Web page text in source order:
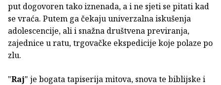
put dogovoren tako iznenada, a i ne sjeti se pitati kad
se vraća. Putem ga čekaju univerzalna iskušenja
adolescencije, ali i snažna društvena previranja,
zajednice u ratu, trgovačke ekspedicije koje polaze po
zlu.
"Raj" je bogata tapiserija mitova, snova te biblijske i